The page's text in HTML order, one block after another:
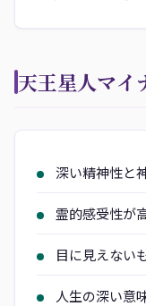
天王星人マイ
深い精神性と
霊的感受性が
目に見えない
人生の深い意